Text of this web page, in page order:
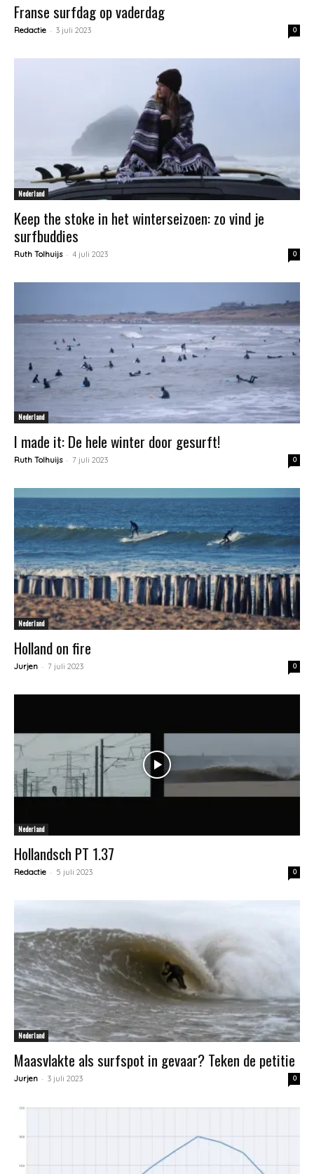
Franse surfdag op vaderdag
Redactie - 3 juli 2023 0
Nederland
Keep the stoke in het winterseizoen: zo vind je
surfbuddies
Ruth Tolhuijs - 4 juli 2023 0
Nederland
I made it: De hele winter door gesurft!
Ruth Tolhuijs - 7 juli 2023 0
Nederland
Holland on fire
Jurjen - 7 juli 2023 0
Nederland
Hollandsch PT 1.37
Redactie - 5 juli 2023 0
Nederland
Maasvlakte als surfspot in gevaar? Teken de petitie
Jurjen - 3 juli 2023 0